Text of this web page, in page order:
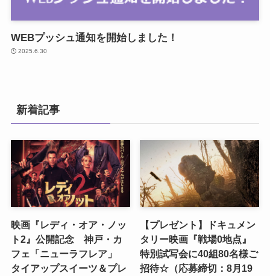
WEBプッシュ通知を開始しました！
2025.6.30
新着記事
映画『レディ・オア・ノッ
ト2』公開記念 神戸・カ
フェ「ニューラフレア」
タイアップスイーツ＆プレ
【プレゼント】ドキュメン
タリー映画『戦場0地点』
特別試写会に40組80名様ご
招待☆（応募締切：8月19